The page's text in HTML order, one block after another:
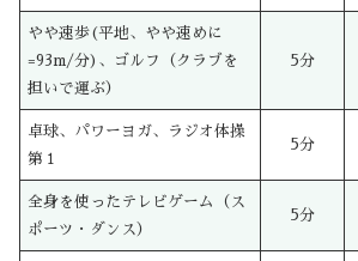
やや速歩(平地、やや速めに
=93m/分)、ゴルフ（クラブを
担いで運ぶ）
5分
卓球、パワーヨガ、ラジオ体操
第１
5分
全身を使ったテレビゲーム（ス
ポーツ・ダンス）
5分